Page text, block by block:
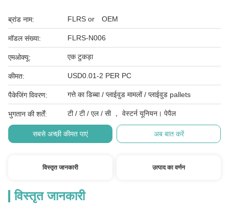
ब्रांड नाम: FLRS or OEM
मॉडल संख्या: FLRS-N006
एमओक्यू: एक टुकड़ा
कीमत: USD0.01-2 PER PC
पैकेजिंग विवरण: गत्ते का डिब्बा / प्लाईवुड मामलों / प्लाईवुड pallets
भुगतान की शर्तें: टी / टी / एल / सी ， वेस्टर्न यूनियन। पेपैल
सबसे अच्छी कीमत पाएं अब बात करें
विस्तृत जानकारी उत्पाद का वर्णन
विस्तृत जानकारी